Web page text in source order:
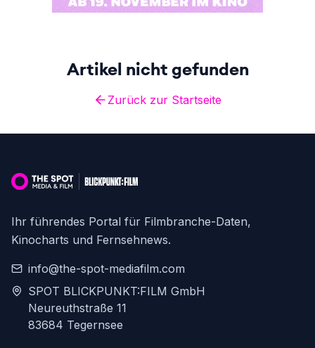
Artikel nicht gefunden
Zurück zur Startseite
Ihr führendes Portal für Filmbranche-Daten,
Kinocharts und Fernsehnews.
info@the-spot-mediafilm.com
SPOT BLICKPUNKT:FILM GmbH
Neureuthstraße 11
83684 Tegernsee